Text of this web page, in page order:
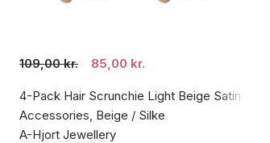
109,00 kr. 85,00 kr.
4-Pack Hair Scrunchie Light Beige Satin
Accessories, Beige / Silke
A-Hjort Jewellery